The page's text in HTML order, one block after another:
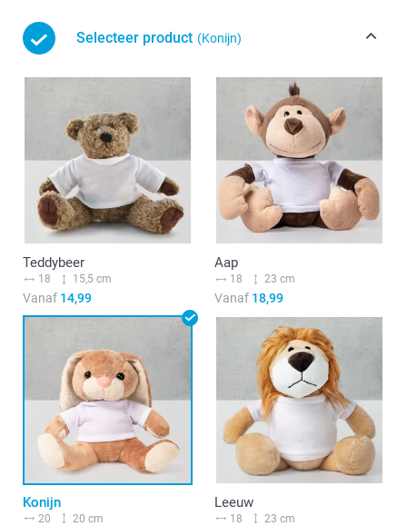
Selecteer product (Konijn)
Teddybeer
18 15,5 cm
Vanaf 14,99
Aap
18 23 cm
Vanaf18,99
Konijn
20 20 cm
Leeuw
18 23 cm